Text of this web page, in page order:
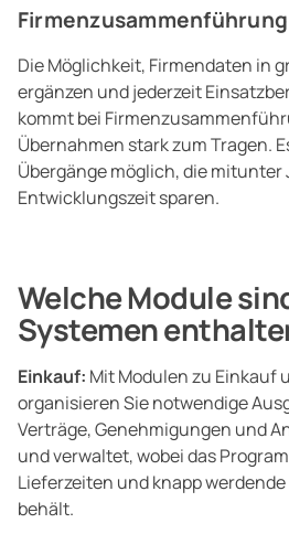
Firmenzusammenführung
Die Möglichkeit, Firmendaten in
ergänzen und jederzeit
kommt bei
Übernahmen stark zum Tragen.
Übergänge möglich, die mitunter
Entwicklungszeit sparen.
Welche Module
Systemen
Einkauf: Mit Modulen zu Einkauf
organisieren Sie notwendige
Verträge, Genehmigungen und
und verwaltet, wobei das
Lieferzeiten und knapp
behält.